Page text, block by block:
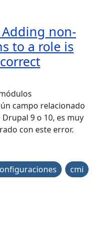
non-
to a role is
campo relacionado
9 o 10, es muy
con este error.
cmi